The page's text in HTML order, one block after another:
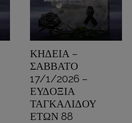
ΚΗΔΕΙΑ –
ΣΑΒΒΑΤΟ
17/1/2026 –
ΕΥΔΟΞΙΑ
ΤΑΓΚΑΛΙΔΟΥ
ΕΤΩΝ 88